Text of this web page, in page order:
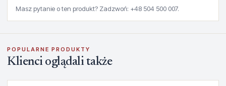
Masz pytanie o ten produkt? Zadzwoń: +48 504 500 007.
POPULARNE PRODUKTY
Klienci oglądali także